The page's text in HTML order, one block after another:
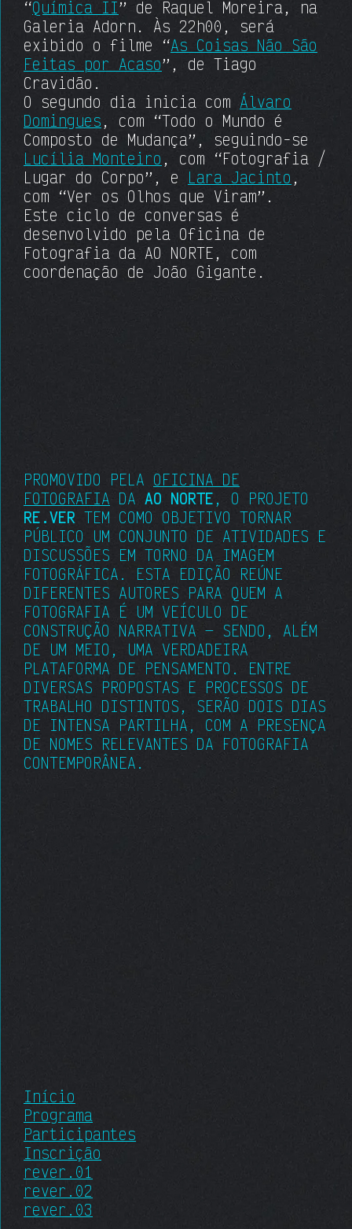
“Química II” de Raquel Moreira, na
Galeria Adorn. Às 22h00, será
exibido o filme “As Coisas Não São
Feitas por Acaso”, de Tiago
Cravidão.
O segundo dia inicia com Álvaro
Domingues , com “Todo o Mundo é
Composto de Mudança”, seguindo-se
Lucília Monteiro , com “Fotografia /
Lugar do Corpo”, e Lara Jacinto ,
com “Ver os Olhos que Viram”.
Este ciclo de conversas é
desenvolvido pela Oficina de
Fotografia da AO NORTE, com
coordenação de João Gigante.
PROMOVIDO PELA OFICINA DE
FOTOGRAFIA DA AO NORTE , O PROJETO
RE.VER TEM COMO OBJETIVO TORNAR
PÚBLICO UM CONJUNTO DE ATIVIDADES E
DISCUSSÕES EM TORNO DA IMAGEM
FOTOGRÁFICA. ESTA EDIÇÃO REÚNE
DIFERENTES AUTORES PARA QUEM A
FOTOGRAFIA É UM VEÍCULO DE
CONSTRUÇÃO NARRATIVA — SENDO, ALÉM
DE UM MEIO, UMA VERDADEIRA
PLATAFORMA DE PENSAMENTO. ENTRE
DIVERSAS PROPOSTAS E PROCESSOS DE
TRABALHO DISTINTOS, SERÃO DOIS DIAS
DE INTENSA PARTILHA, COM A PRESENÇA
DE NOMES RELEVANTES DA FOTOGRAFIA
CONTEMPORÂNEA.
Início
Programa
Participantes
Inscrição
rever.01
rever.02
rever.03